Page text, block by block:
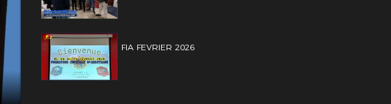
FIA FEVRIER 2026